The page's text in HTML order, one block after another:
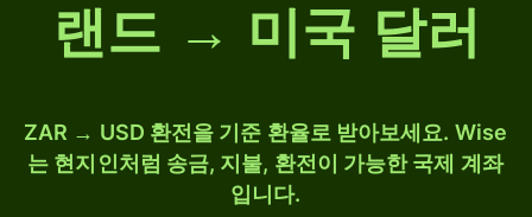
랜드 → 미국 달러
ZAR → USD 환전을 기준 환율로 받아보세요. Wise
는 현지인처럼 송금, 지불, 환전이 가능한 국제 계좌
입니다.